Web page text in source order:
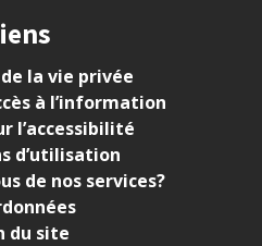
la vie privée
à l’information
l’accessibilité
d’utilisation
de nos services?
du site